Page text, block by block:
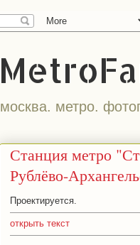
москва. метро.
Станция метро
Рублёво-
Проектируется.
открыть текст